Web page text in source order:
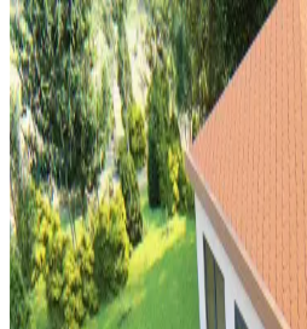
Şömine Rafı
Kullanımı: Estetik ve
Şömine rafı dekorasyonunda bitkiler
sıcaklık ve ışık efekti sağlar. Doğru
kullanımı estetik ve fonksiyonel bir
Mutfak Dekorasyonunda
Düzenle Pratik İyileştirme
Mutfak dekorasyonunda aydınlatma,
teknikleriyle koyu renkli dolaplar ve
uyumlu hale getirilir. Bitkiler ve